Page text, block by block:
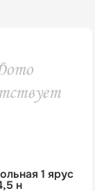
1 ярус
н